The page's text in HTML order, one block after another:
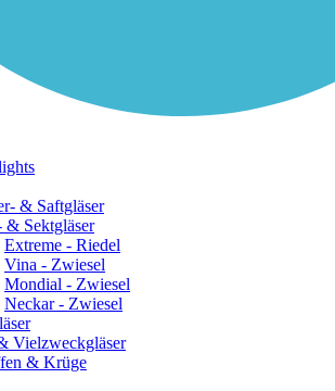
& Saftgläser
& Sektgläser
Extreme - Riedel
Vina - Zwiesel
Mondial - Zwiesel
Neckar - Zwiesel
Vielzweckgläser
& Krüge